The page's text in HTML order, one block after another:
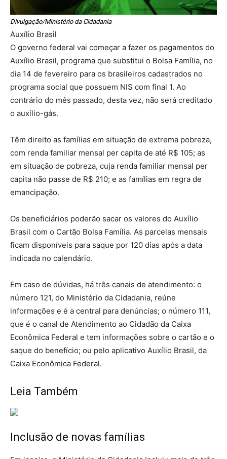
Divulgação/Ministério da Cidadania
Auxílio Brasil
O governo federal vai começar a fazer os pagamentos do
Auxílio Brasil, programa que substitui o Bolsa Família, no
dia 14 de fevereiro para os brasileiros cadastrados no
programa social que possuem NIS com final 1. Ao
contrário do mês passado, desta vez, não será creditado
o auxílio-gás.
Têm direito as famílias em situação de extrema pobreza,
com renda familiar mensal per capita de até R$ 105; as
em situação de pobreza, cuja renda familiar mensal per
capita não passe de R$ 210; e as famílias em regra de
emancipação.
Os beneficiários poderão sacar os valores do Auxílio
Brasil com o Cartão Bolsa Família. As parcelas mensais
ficam disponíveis para saque por 120 dias após a data
indicada no calendário.
Em caso de dúvidas, há três canais de atendimento: o
número 121, do Ministério da Cidadania, reúne
informações e é a central para denúncias; o número 111,
que é o canal de Atendimento ao Cidadão da Caixa
Econômica Federal e tem informações sobre o cartão e o
saque do benefício; ou pelo aplicativo Auxílio Brasil, da
Caixa Econômica Federal.
Leia Também
Inclusão de novas famílias